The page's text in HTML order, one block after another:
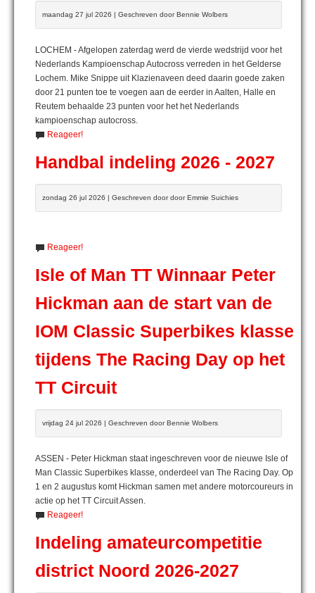
maandag 27 jul 2026 | Geschreven door Bennie Wolbers
LOCHEM - Afgelopen zaterdag werd de vierde wedstrijd voor het
Nederlands Kampioenschap Autocross verreden in het Gelderse
Lochem. Mike Snippe uit Klazienaveen deed daarin goede zaken
door 21 punten toe te voegen aan de eerder in Aalten, Halle en
Reutem behaalde 23 punten voor het het Nederlands
kampioenschap autocross.
Reageer!
Handbal indeling 2026 - 2027
zondag 26 jul 2026 | Geschreven door door Emmie Suichies
Reageer!
Isle of Man TT Winnaar Peter
Hickman aan de start van de
IOM Classic Superbikes klasse
tijdens The Racing Day op het
TT Circuit
vrijdag 24 jul 2026 | Geschreven door Bennie Wolbers
ASSEN - Peter Hickman staat ingeschreven voor de nieuwe Isle of
Man Classic Superbikes klasse, onderdeel van The Racing Day. Op
1 en 2 augustus komt Hickman samen met andere motorcoureurs in
actie op het TT Circuit Assen.
Reageer!
Indeling amateurcompetitie
district Noord 2026-2027